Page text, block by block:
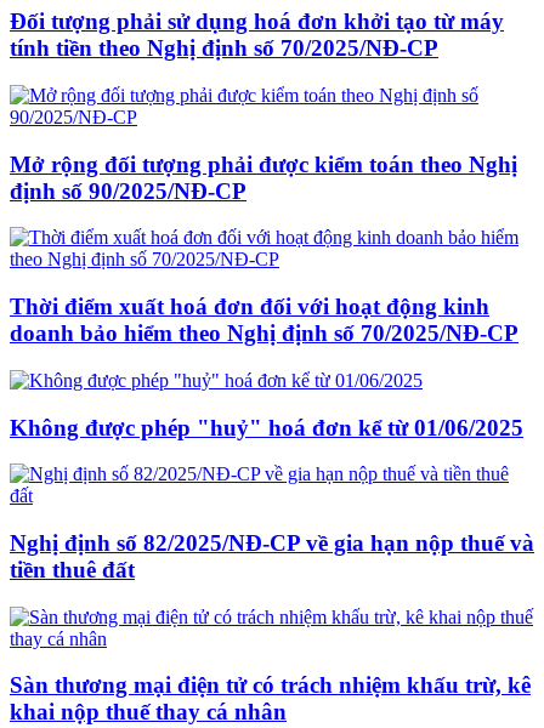
Đối tượng phải sử dụng hoá đơn khởi tạo từ máy
tính tiền theo Nghị định số 70/2025/NĐ-CP
Mở rộng đối tượng phải được kiểm toán theo Nghị
định số 90/2025/NĐ-CP
Thời điểm xuất hoá đơn đối với hoạt động kinh
doanh bảo hiểm theo Nghị định số 70/2025/NĐ-CP
Không được phép "huỷ" hoá đơn kể từ 01/06/2025
Nghị định số 82/2025/NĐ-CP về gia hạn nộp thuế và
tiền thuê đất
Sàn thương mại điện tử có trách nhiệm khấu trừ, kê
khai nộp thuế thay cá nhân